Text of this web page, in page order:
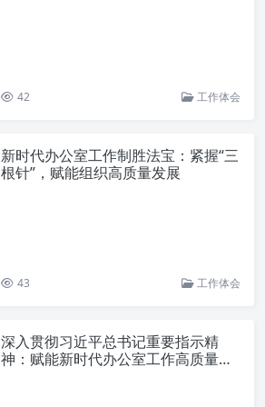
42 工作体会
新时代办公室工作制胜法宝：紧握“三
根针”，赋能组织高质量发展
43 工作体会
深入贯彻习近平总书记重要指示精
神：赋能新时代办公室工作高质量发